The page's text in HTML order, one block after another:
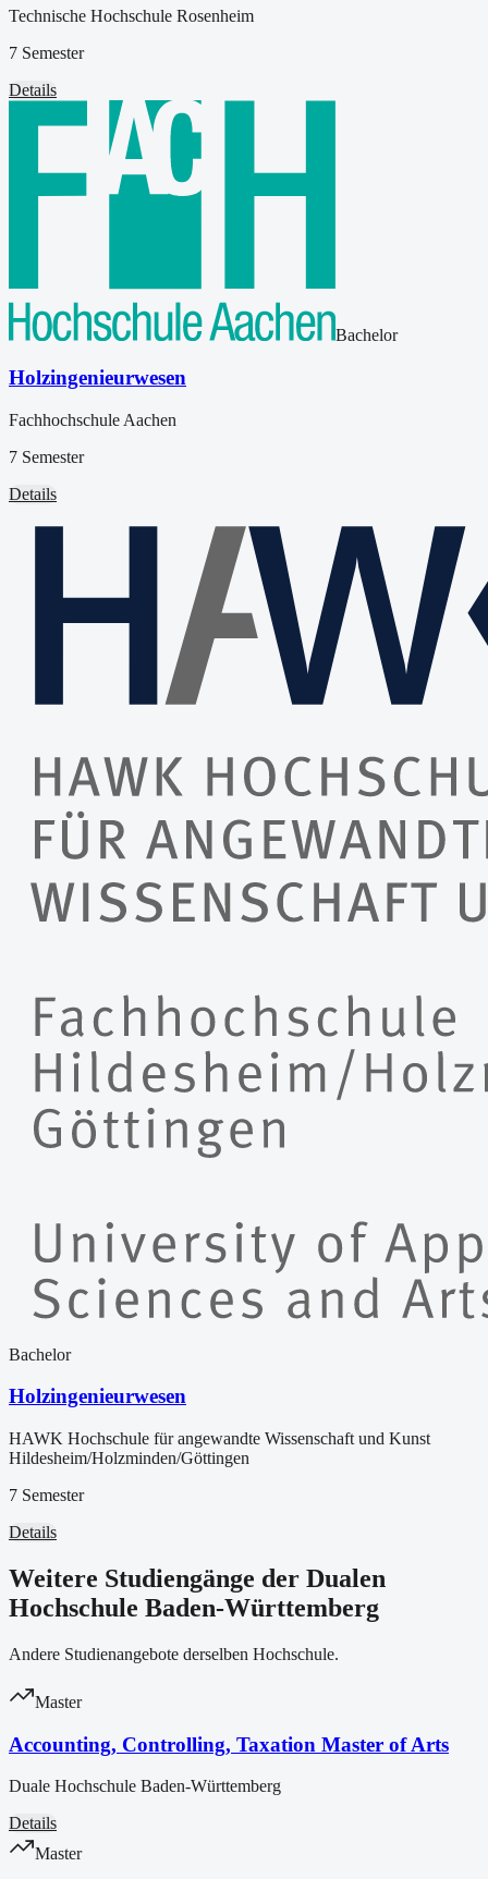
Technische Hochschule Rosenheim
7 Semester
Details
Bachelor
Holzingenieurwesen
Fachhochschule Aachen
7 Semester
Details
Bachelor
Holzingenieurwesen
HAWK Hochschule für angewandte Wissenschaft und Kunst
Hildesheim/Holzminden/Göttingen
7 Semester
Details
Weitere Studiengänge der Dualen
Hochschule Baden-Württemberg
Andere Studienangebote derselben Hochschule.
Master
Accounting, Controlling, Taxation Master of Arts
Duale Hochschule Baden-Württemberg
Details
Master